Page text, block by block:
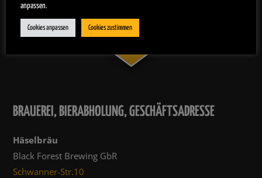
BRAUEREI, BIERABHOLUNG, GESCHÄFTSADRESSE
Häselbräu
Black Forest Brewing GbR
Schwanner-Str.10
anpassen.
Cookies anpassen Cookies zustimmen